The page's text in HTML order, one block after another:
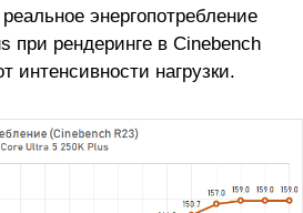
энергопотребление
при рендеринге в Cinebench
интенсивности нагрузки.